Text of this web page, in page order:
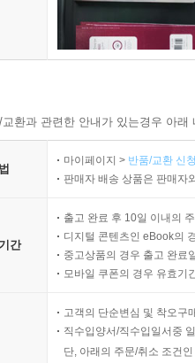
환과 관련한 안내가 있는경우 아
마이페이지 > 반품/교환 신
판매자 배송 상품은 판매자
간
출고 완료 후 10일 이내의
디지털 콘텐츠인 eBook의
중고상품의 경우 출고 완료
모바일 쿠폰의 경우 유효기
고객의 단순변심 및 착오구
직수입양서/직수입일서중
단, 아래의 주문/취소 조건